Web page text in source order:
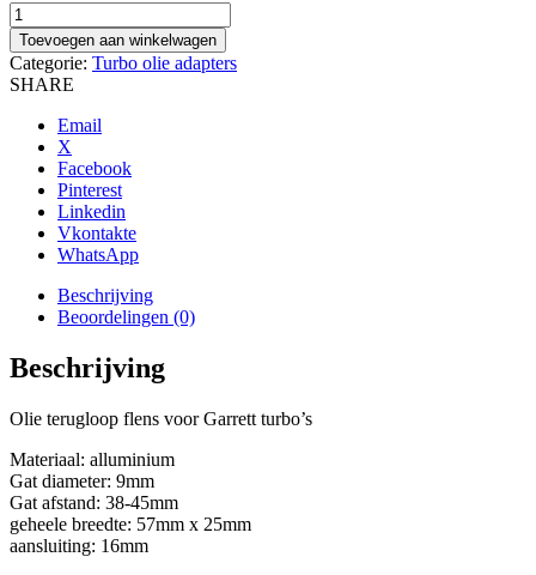
Olie
terugloop
flens
GT
en
GT-
aantal
Toevoegen aan winkelwagen
Categorie: Turbo olie adapters
SHARE
Email
X
Facebook
Pinterest
Linkedin
Vkontakte
WhatsApp
Beschrijving
Beoordelingen (0)
Beschrijving
Olie terugloop flens voor Garrett turbo’s
Materiaal: alluminium
Gat diameter: 9mm
Gat afstand: 38-45mm
geheele breedte: 57mm x 25mm
aansluiting: 16mm